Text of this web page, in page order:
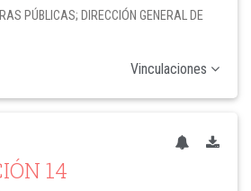
PÚBLICAS; DIRECCIÓN GENERAL DE
Vinculaciones
14